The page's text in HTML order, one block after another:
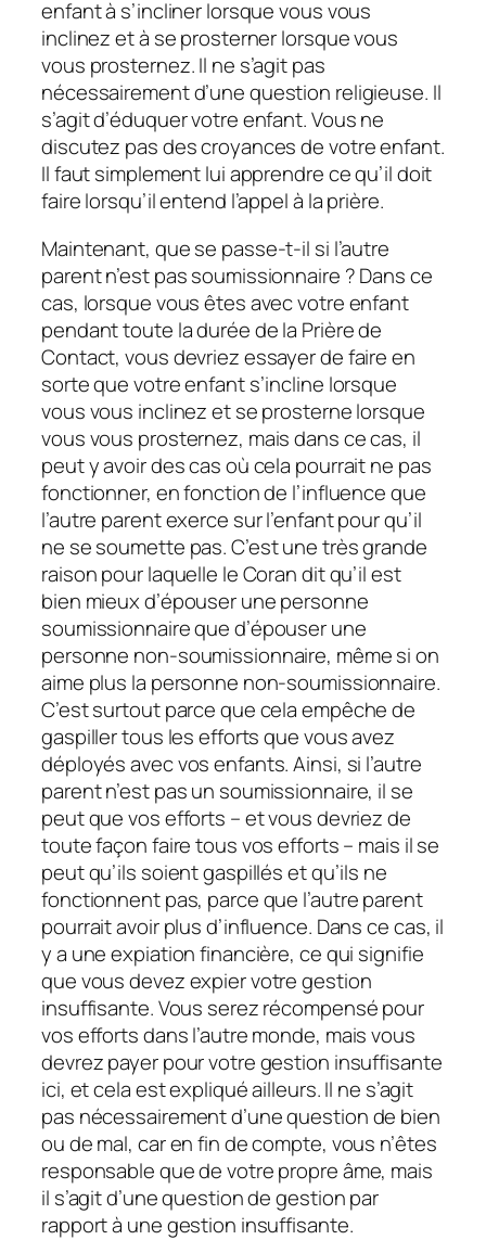
enfant à s’incliner lorsque vous vous
inclinez et à se prosterner lorsque vous
vous prosternez. Il ne s’agit pas
nécessairement d’une question religieuse. Il
s’agit d’éduquer votre enfant. Vous ne
discutez pas des croyances de votre enfant.
Il faut simplement lui apprendre ce qu’il doit
faire lorsqu’il entend l’appel à la prière.
Maintenant, que se passe-t-il si l’autre
parent n’est pas soumissionnaire ? Dans ce
cas, lorsque vous êtes avec votre enfant
pendant toute la durée de la Prière de
Contact, vous devriez essayer de faire en
sorte que votre enfant s’incline lorsque
vous vous inclinez et se prosterne lorsque
vous vous prosternez, mais dans ce cas, il
peut y avoir des cas où cela pourrait ne pas
fonctionner, en fonction de l’influence que
l’autre parent exerce sur l’enfant pour qu’il
ne se soumette pas. C’est une très grande
raison pour laquelle le Coran dit qu’il est
bien mieux d’épouser une personne
soumissionnaire que d’épouser une
personne non-soumissionnaire, même si on
aime plus la personne non-soumissionnaire.
C’est surtout parce que cela empêche de
gaspiller tous les efforts que vous avez
déployés avec vos enfants. Ainsi, si l’autre
parent n’est pas un soumissionnaire, il se
peut que vos efforts – et vous devriez de
toute façon faire tous vos efforts – mais il se
peut qu’ils soient gaspillés et qu’ils ne
fonctionnent pas, parce que l’autre parent
pourrait avoir plus d’influence. Dans ce cas, il
y a une expiation financière, ce qui signifie
que vous devez expier votre gestion
insuffisante. Vous serez récompensé pour
vos efforts dans l’autre monde, mais vous
devrez payer pour votre gestion insuffisante
ici, et cela est expliqué ailleurs. Il ne s’agit
pas nécessairement d’une question de bien
ou de mal, car en fin de compte, vous n’êtes
responsable que de votre propre âme, mais
il s’agit d’une question de gestion par
rapport à une gestion insuffisante.